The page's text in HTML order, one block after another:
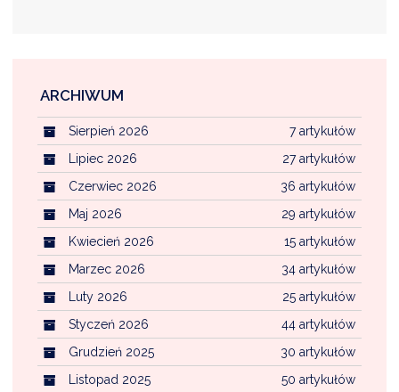
ARCHIWUM
7 artykułów
Sierpień 2026
27 artykułów
Lipiec 2026
36 artykułów
Czerwiec 2026
29 artykułów
Maj 2026
15 artykułów
Kwiecień 2026
34 artykułów
Marzec 2026
25 artykułów
Luty 2026
44 artykułów
Styczeń 2026
30 artykułów
Grudzień 2025
50 artykułów
Listopad 2025